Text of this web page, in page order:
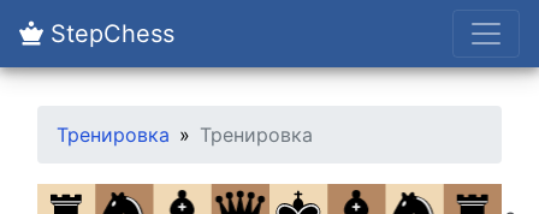
StepChess
Тренировка Тренировка